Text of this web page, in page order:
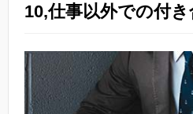
10,仕事以外での付